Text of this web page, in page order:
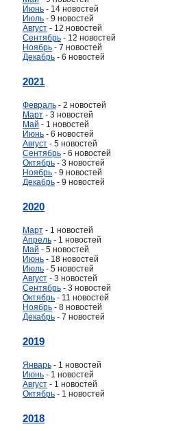
Июнь - 14 новостей
Июль - 9 новостей
Август - 12 новостей
Сентябрь - 12 новостей
Ноябрь - 7 новостей
Декабрь - 6 новостей
2021
Февраль - 2 новостей
Март - 3 новостей
Май - 1 новостей
Июнь - 6 новостей
Август - 5 новостей
Сентябрь - 6 новостей
Октябрь - 3 новостей
Ноябрь - 9 новостей
Декабрь - 9 новостей
2020
Март - 1 новостей
Апрель - 1 новостей
Май - 5 новостей
Июнь - 18 новостей
Июль - 5 новостей
Август - 3 новостей
Сентябрь - 3 новостей
Октябрь - 11 новостей
Ноябрь - 8 новостей
Декабрь - 7 новостей
2019
Январь - 1 новостей
Июнь - 1 новостей
Август - 1 новостей
Октябрь - 1 новостей
2018